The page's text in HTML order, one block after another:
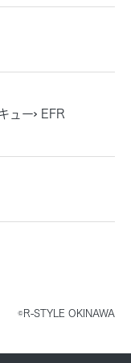
ュー
EFR
©R-STYLE OKINAWA